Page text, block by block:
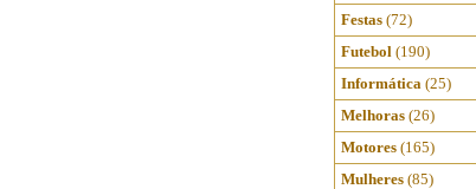
Festas (72)
Futebol (190)
Informática (25)
Melhoras (26)
Motores (165)
Mulheres (85)